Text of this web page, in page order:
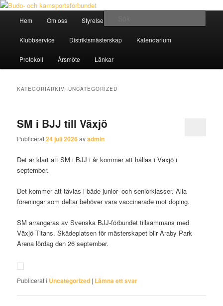
Hoppa
innehåll
Hoppa
sekundärt
innehållBudo- och kamsportsförbundet
Östra Distriktet
Hem Om oss Styrelse
Klubbservice Distriktsmästerskap Kalendarium
Protokoll Årsmöte Länkar
KATEGORIARKIV:UNCATEGORIZED
SM i BJJ till Växjö
Publicerat24 juli 2026avadmin
Det är klart att SM i BJJ i år kommer att hållas i Växjö i
september.
Det kommer att tävlas i både junior- och seniorklasser. Alla
föreningar som deltar behöver vara vaccinerade mot doping.
SM arrangeras av Svenska BJJ-förbundet tillsammans med
Växjö Titans. Skådeplatsen för mästerskapet blir Araby Park
Arena lördag den 26 september.
Publicerat i Uncategorized | Lämna ett svar